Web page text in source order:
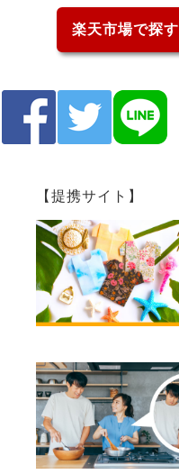
楽天市場で探す
【提携サイト】